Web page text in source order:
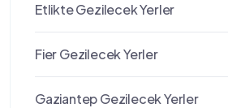
Etlikte Gezilecek Yerler
Fier Gezilecek Yerler
Gaziantep Gezilecek Yerler